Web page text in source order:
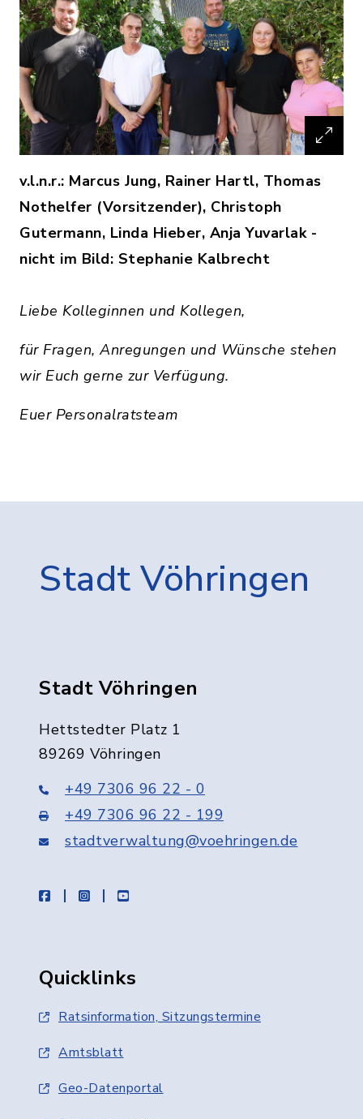
v.l.n.r.: Marcus Jung, Rainer Hartl, Thomas
Nothelfer (Vorsitzender), Christoph
Gutermann, Linda Hieber, Anja Yuvarlak -
nicht im Bild: Stephanie Kalbrecht
Liebe Kolleginnen und Kollegen,
für Fragen, Anregungen und Wünsche stehen
wir Euch gerne zur Verfügung.
Euer Personalratsteam
Stadt Vöhringen
Stadt Vöhringen
Hettstedter Platz 1
89269 Vöhringen
+49 7306 96 22 - 0
+49 7306 96 22 - 199
stadtverwaltung@voehringen.de
facebookinstagramyoutube
Quicklinks
Ratsinformation, Sitzungstermine
Amtsblatt
Geo-Datenportal